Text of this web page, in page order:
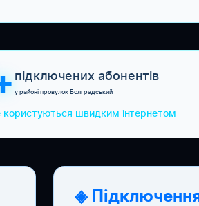
підключених абонентів
у районі провулок Болградський
користуються швидким інтернетом
◈